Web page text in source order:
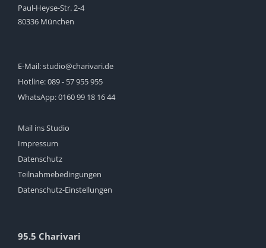
Paul-Heyse-Str. 2-4
80336 München
E-Mail:studio@charivari.de
Hotline:089 - 57 955 955
WhatsApp:0160 99 18 16 44
Mail ins Studio
Impressum
Datenschutz
Teilnahmebedingungen
Datenschutz-Einstellungen
95.5 Charivari